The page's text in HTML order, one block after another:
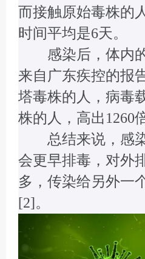
而接触原始毒株的
时间平均是6天。
感染后，体内的
来自广东疾控的报
塔毒株的人，病毒
株的人，高出1260
总结来说，感染
会更早排毒，对外
多，传染给另外一
[2]。